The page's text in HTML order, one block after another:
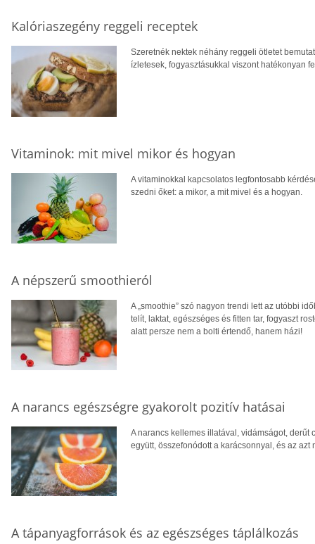
Kalóriaszegény reggeli receptek
Szeretnék nektek néhány reggeli ötletet
ízletesek, fogyasztásukkal viszont hatékonyan
Vitaminok: mit mivel mikor és hogyan
A vitaminokkal kapcsolatos legfontosabb
szedni őket: a mikor, a mit mivel és a hogyan.
A népszerű smoothieról
A „smoothie” szó nagyon trendi lett az utóbbi
telít, laktat, egészséges és fitten tar, fogyaszt
alatt persze nem a bolti értendő, hanem házi!
A narancs egészségre gyakorolt pozitív hatásai
A narancs kellemes illatával, vidámságot,
együtt, összefonódott a karácsonnyal, és az
A tápanyagforrások és az egészséges táplálkozás